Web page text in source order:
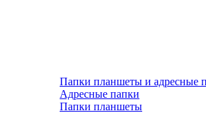
Папки планшеты и адресные
Адресные папки
Папки планшеты